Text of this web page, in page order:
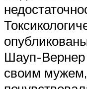
Шауп-Вернер
своим мужем,